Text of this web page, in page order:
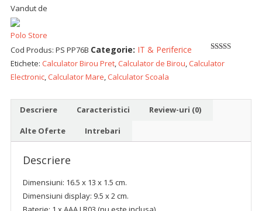
Vandut de
Polo Store
Cod Produs: PS PP76B Categorie: IT & Periferice
Etichete: Calculator Birou Pret,Calculator de Birou,Calculator
Electronic,Calculator Mare,Calculator Scoala
Descriere Caracteristici
Review-uri (0)
Alte Oferte
Intrebari
Descriere
Dimensiuni: 16.5 x 13 x 1.5 cm.
Dimensiuni display: 9.5 x 2 cm.